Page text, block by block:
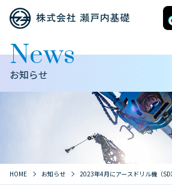
News
お知らせ
HOME お知らせ 2023年4月にアースドリル機（